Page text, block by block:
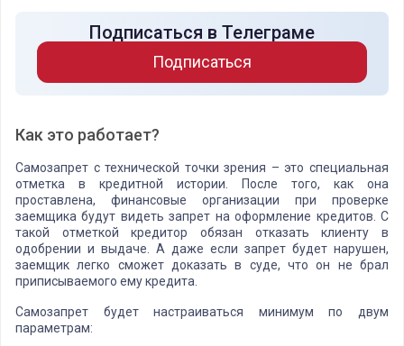
Подписаться в Телеграме
Подписаться
Как это работает?
Самозапрет с технической точки зрения – это специальная
отметка в кредитной истории. После того, как она
проставлена, финансовые организации при проверке
заемщика будут видеть запрет на оформление кредитов. С
такой отметкой кредитор обязан отказать клиенту в
одобрении и выдаче. А даже если запрет будет нарушен,
заемщик легко сможет доказать в суде, что он не брал
приписываемого ему кредита.
Самозапрет будет настраиваться минимум по двум
параметрам: